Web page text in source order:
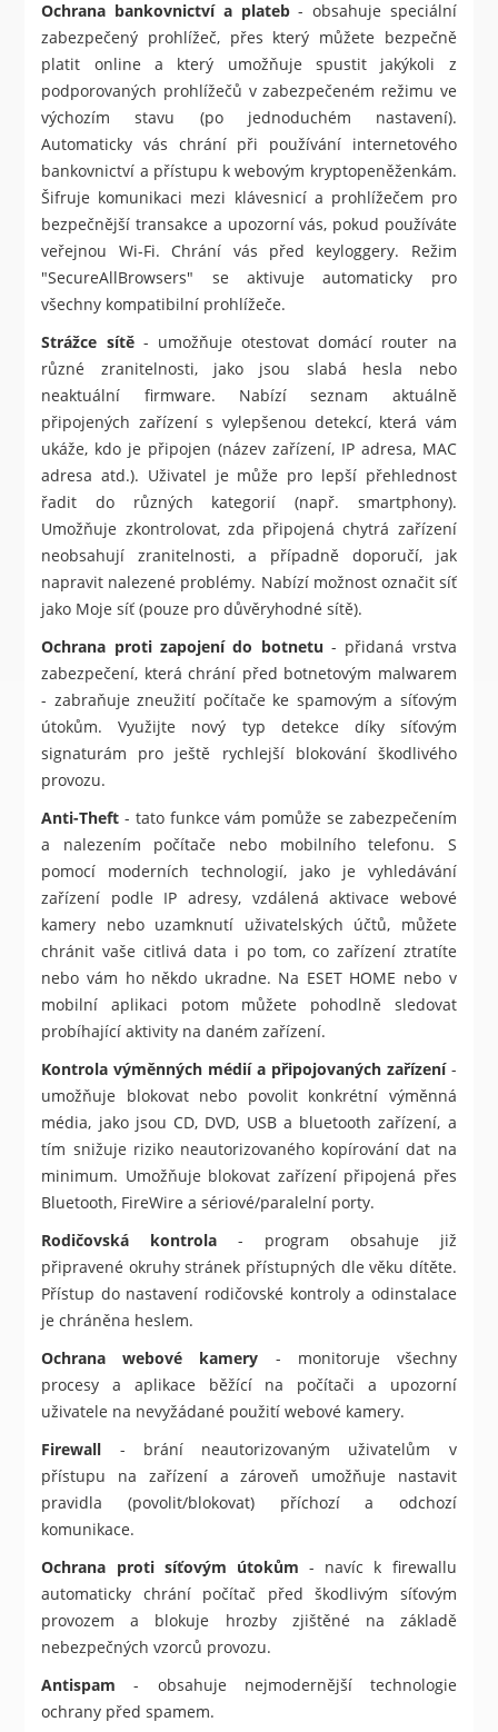
Ochrana bankovnictví a plateb- obsahuje speciální
zabezpečený prohlížeč, přes který můžete bezpečně
platit online a který umožňuje spustit jakýkoli z
podporovaných prohlížečů v zabezpečeném režimu ve
výchozím stavu (po jednoduchém nastavení).
Automaticky vás chrání při používání internetového
bankovnictví a přístupu k webovým kryptopeněženkám.
Šifruje komunikaci mezi klávesnicí a prohlížečem pro
bezpečnější transakce a upozorní vás, pokud používáte
veřejnou Wi-Fi. Chrání vás před keyloggery. Režim
"SecureAllBrowsers" se aktivuje automaticky pro
všechny kompatibilní prohlížeče.
Strážce sítě- umožňuje otestovat domácí router na
různé zranitelnosti, jako jsou slabá hesla nebo
neaktuální firmware. Nabízí seznam aktuálně
připojených zařízení s vylepšenou detekcí, která vám
ukáže, kdo je připojen (název zařízení, IP adresa, MAC
adresa atd.). Uživatel je může pro lepší přehlednost
řadit do různých kategorií (např. smartphony).
Umožňuje zkontrolovat, zda připojená chytrá zařízení
neobsahují zranitelnosti, a případně doporučí, jak
napravit nalezené problémy. Nabízí možnost označit síť
jako Moje síť (pouze pro důvěryhodné sítě).
Ochrana proti zapojení do botnetu - přidaná vrstva
zabezpečení, která chrání před botnetovým malwarem
- zabraňuje zneužití počítače ke spamovým a síťovým
útokům. Využijte nový typ detekce díky síťovým
signaturám pro ještě rychlejší blokování škodlivého
provozu.
Anti-Theft - tato funkce vám pomůže se zabezpečením
a nalezením počítače nebo mobilního telefonu. S
pomocí moderních technologií, jako je vyhledávání
zařízení podle IP adresy, vzdálená aktivace webové
kamery nebo uzamknutí uživatelských účtů, můžete
chránit vaše citlivá data i po tom, co zařízení ztratíte
nebo vám ho někdo ukradne. Na ESET HOME nebo v
mobilní aplikaci potom můžete pohodlně sledovat
probíhající aktivity na daném zařízení.
Kontrola výměnných médií a připojovaných zařízení-
umožňuje blokovat nebo povolit konkrétní výměnná
média, jako jsou CD, DVD, USB a bluetooth zařízení, a
tím snižuje riziko neautorizovaného kopírování dat na
minimum. Umožňuje blokovat zařízení připojená přes
Bluetooth, FireWire a sériové/paralelní porty.
Rodičovská kontrola - program obsahuje již
připravené okruhy stránek přístupných dle věku dítěte.
Přístup do nastavení rodičovské kontroly a odinstalace
je chráněna heslem.
Ochrana webové kamery - monitoruje všechny
procesy a aplikace běžící na počítači a upozorní
uživatele na nevyžádané použití webové kamery.
Firewall - brání neautorizovaným uživatelům v
přístupu na zařízení a zároveň umožňuje nastavit
pravidla (povolit/blokovat) příchozí a odchozí
komunikace.
Ochrana proti síťovým útokům - navíc k firewallu
automaticky chrání počítač před škodlivým síťovým
provozem a blokuje hrozby zjištěné na základě
nebezpečných vzorců provozu.
Antispam - obsahuje nejmodernější technologie
ochrany před spamem.